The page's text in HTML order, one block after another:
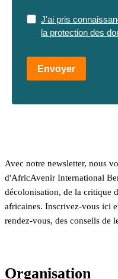
J'ai pris
la protection des
Envoyer
Avec notre newsletter, nous
d'AfricAvenir International
décolonisation, de la critique
africaines. Inscrivez-vous ici
rendez-vous, des conseils de
Organisation